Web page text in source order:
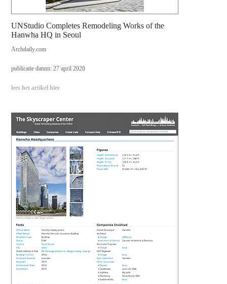
UNStudio Completes Remodeling Works of the
Hanwha HQ in Seoul
Archdaily.com
publicatie datum: 27 april 2020
lees het artikel hier